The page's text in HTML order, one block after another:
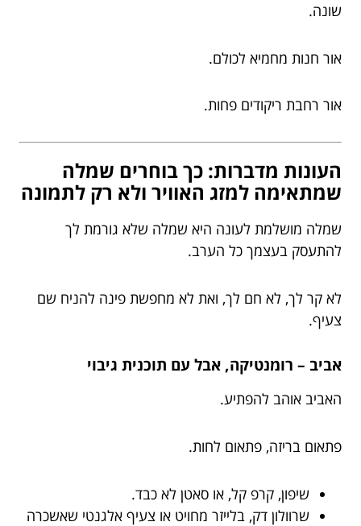
שונה.
אור חנות מחמיא לכולם.
אור רחבת ריקודים פחות.
העונות מדברות: כך בוחרים שמלה
שמתאימה למזג האוויר ולא רק לתמונה
שמלה מושלמת לעונה היא שמלה שלא גורמת לך
להתעסק בעצמך כל הערב.
לא קר לך, לא חם לך, ואת לא מחפשת פינה להניח שם
צעיף.
אביב – רומנטיקה, אבל עם תוכנית גיבוי
האביב אוהב להפתיע.
פתאום בריזה, פתאום לחות.
שיפון, קרפ קל, או סאטן לא כבד.
שרוולון דק, בלייזר מחויט או צעיף אלגנטי שאשכרה